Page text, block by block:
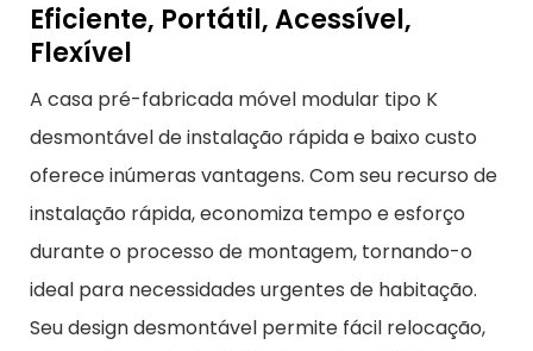
Eficiente, Portátil, Acessível,
Flexível
A casa pré-fabricada móvel modular tipo K
desmontável de instalação rápida e baixo custo
oferece inúmeras vantagens. Com seu recurso de
instalação rápida, economiza tempo e esforço
durante o processo de montagem, tornando-o
ideal para necessidades urgentes de habitação.
Seu design desmontável permite fácil relocação,